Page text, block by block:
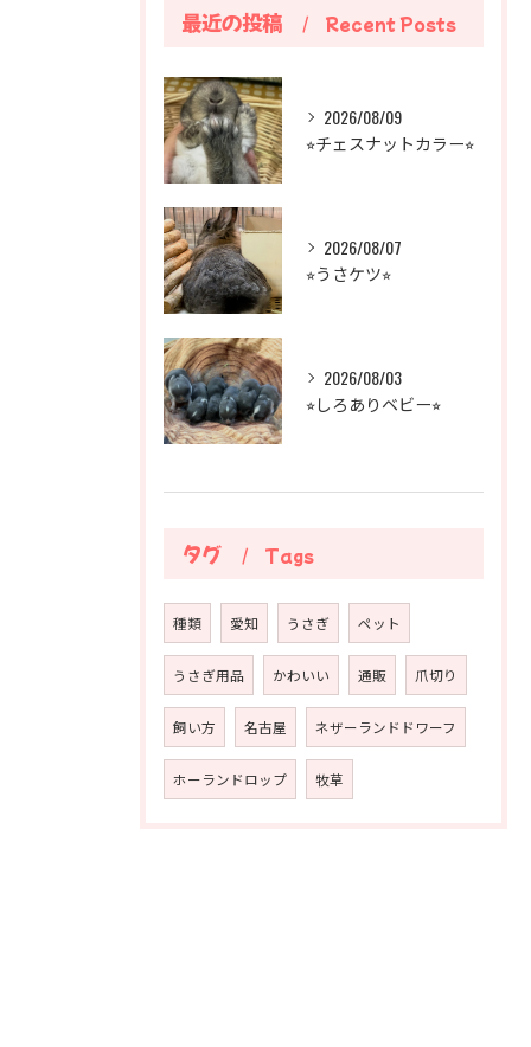
最近の投稿 Recent Posts
2026/08/09
⭐︎チェスナットカラー⭐︎
2026/08/07
⭐︎うさケツ⭐︎
2026/08/03
⭐︎しろありベビー⭐︎
タグ Tags
種類 愛知 うさぎ ペット
うさぎ用品 かわいい 通販 爪切り
飼い方 名古屋 ネザーランドドワーフ
ホーランドロップ 牧草